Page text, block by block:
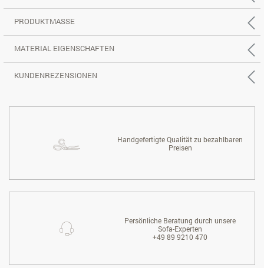
PRODUKTMASSE
MATERIAL EIGENSCHAFTEN
KUNDENREZENSIONEN
Handgefertigte Qualität zu bezahlbaren
Preisen
Persönliche Beratung durch unsere
Sofa-Experten
+49 89 9210 470